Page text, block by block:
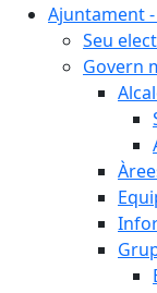
Ajuntament
Seu
Govern